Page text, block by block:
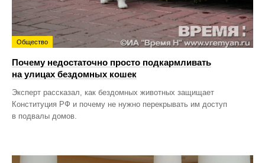
Общество
Почему недостаточно просто подкармливать
на улицах бездомных кошек
Эксперт рассказал, как бездомных животных защищает
Конституция РФ и почему не нужно перекрывать им доступ
в подвалы домов.